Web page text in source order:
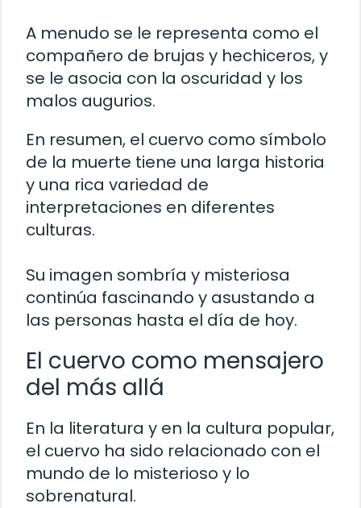
A menudo se le representa como el
compañero de brujas y hechiceros, y
se le asocia con la oscuridad y los
malos augurios.
En resumen, el cuervo como símbolo
de la muerte tiene una larga historia
y una rica variedad de
interpretaciones en diferentes
culturas.
Su imagen sombría y misteriosa
continúa fascinando y asustando a
las personas hasta el día de hoy.
El cuervo como mensajero
del más allá
En la literatura y en la cultura popular,
el cuervo ha sido relacionado con el
mundo de lo misterioso y lo
sobrenatural.